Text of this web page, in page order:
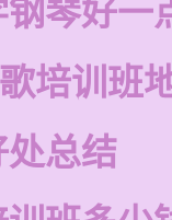
琴好一
培训班
总结